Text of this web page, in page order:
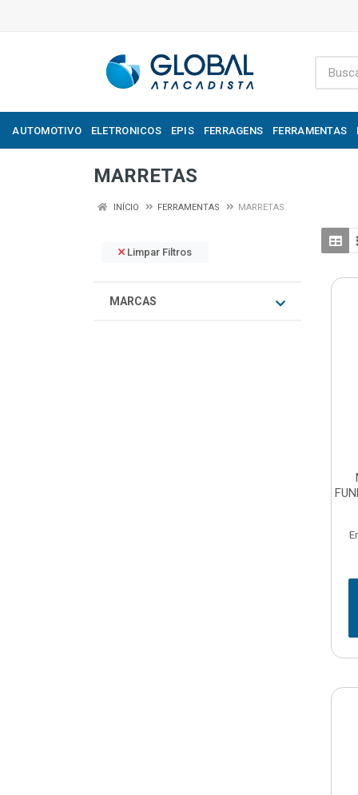
AUTOMOTIVO ELETRONICOS EPIS FERRAGENS FERRAMENTAS
MARRETAS
INÍCIO FERRAMENTAS MARRETAS
Limpar Filtros
MARCAS